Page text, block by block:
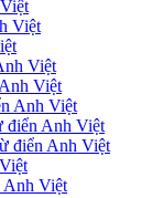
Việt
Việt
Việt
Anh Việt
Anh Việt
điển Anh Việt
Anh Việt